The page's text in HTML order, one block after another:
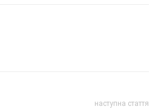
наступна стаття